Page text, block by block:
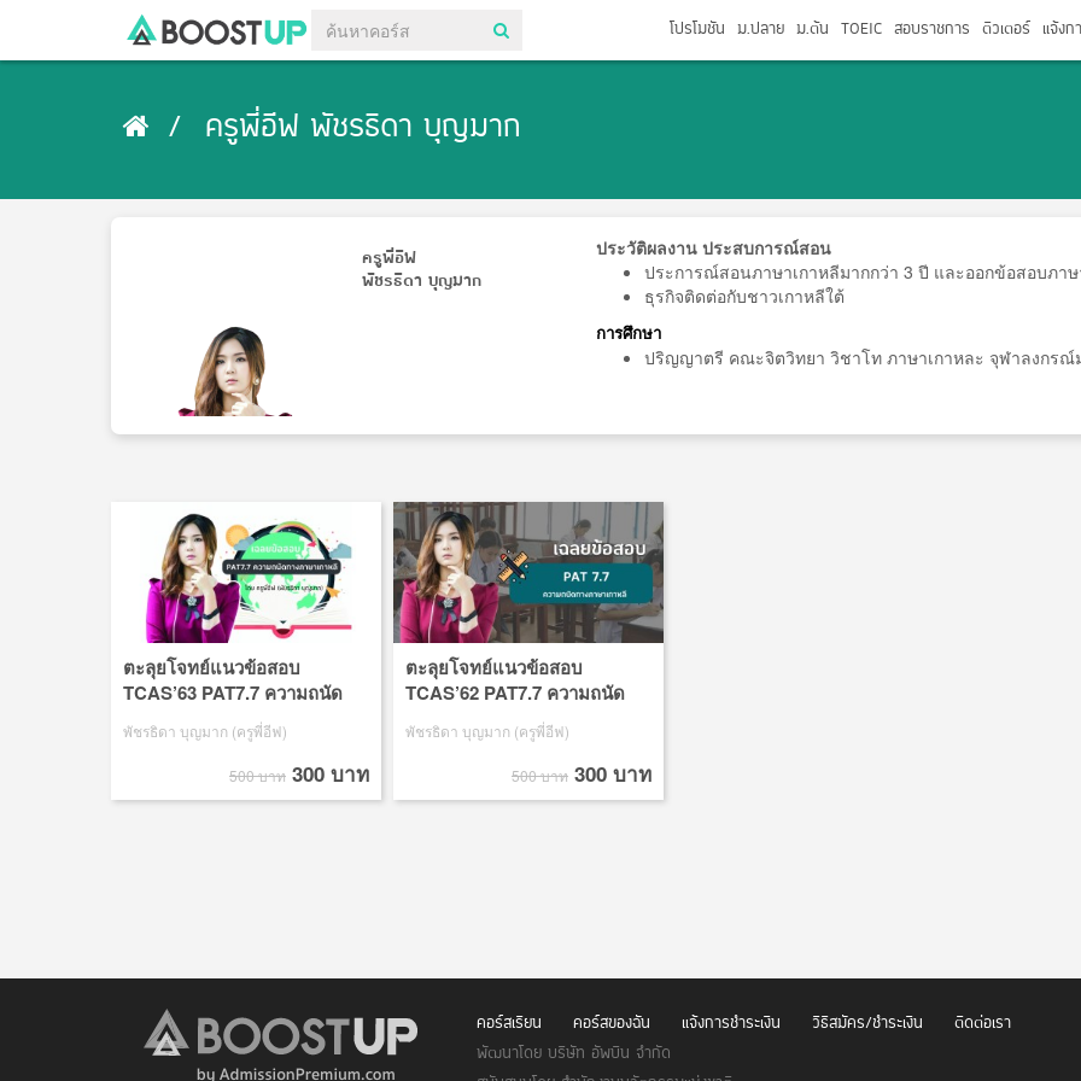
โปรโมชัน ม.ปลาย ม.ต้น TOEIC สอบราชการ ติวเตอร์ แจ้งก
ครูพี่อีฟ พัชรธิดา บุญมาก
ครูพี่อีฟ
พัชรธิดา บุญมาก
ประวัติผลงาน ประสบการณ์สอน
ประการณ์สอนภาษาเกาหลีมากกว่า 3 ปี และออกข้อสอบภาษ
ธุรกิจติดต่อกับชาวเกาหลีใต้
การศึกษา
ปริญญาตรี คณะจิตวิทยา วิชาโท ภาษาเกาหละ จุฬาลงกรณ์
ตะลุยโจทย์แนวข้อสอบ
TCAS’63 PAT7.7 ความถนัด
พัชรธิดา บุญมาก (ครูพี่อีฟ)
500 บาท 300 บาท
ตะลุยโจทย์แนวข้อสอบ
TCAS’62 PAT7.7 ความถนัด
พัชรธิดา บุญมาก (ครูพี่อีฟ)
500 บาท 300 บาท
คอร์สเรียน คอร์สของฉัน แจ้งการชำระเงิน วิธีสมัคร/ชำระเงิน
ติดต่อเรา
พัฒนาโดย บริษัท อัพบีน จำกัด